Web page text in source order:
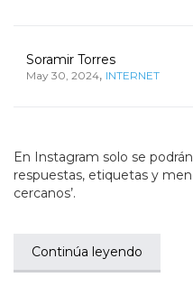
Soramir Torres
May 30, 2024, INTERNET
En Instagram solo se
respuestas, etiquetas y
cercanos’.
Continúa leyendo